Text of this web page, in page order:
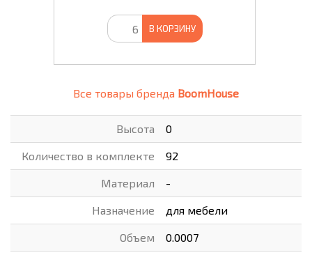
В КОРЗИНУ
Все товары бренда BoomHouse
Высота 0
Количество в комплекте 92
Материал -
Назначение для мебели
Объем 0.0007